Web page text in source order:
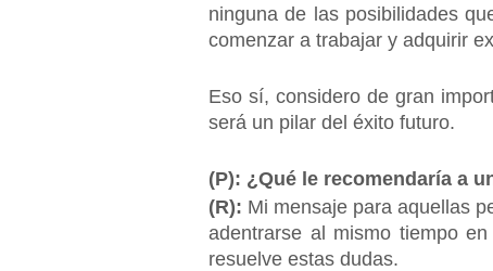
ninguna de las posibilidades
comenzar a trabajar y adquirir
Eso sí, considero de gran
será un pilar del éxito futuro.
(P): ¿Qué le recomendaría a
(R): Mi mensaje para aquellas
adentrarse al mismo tiempo
resuelve estas dudas.